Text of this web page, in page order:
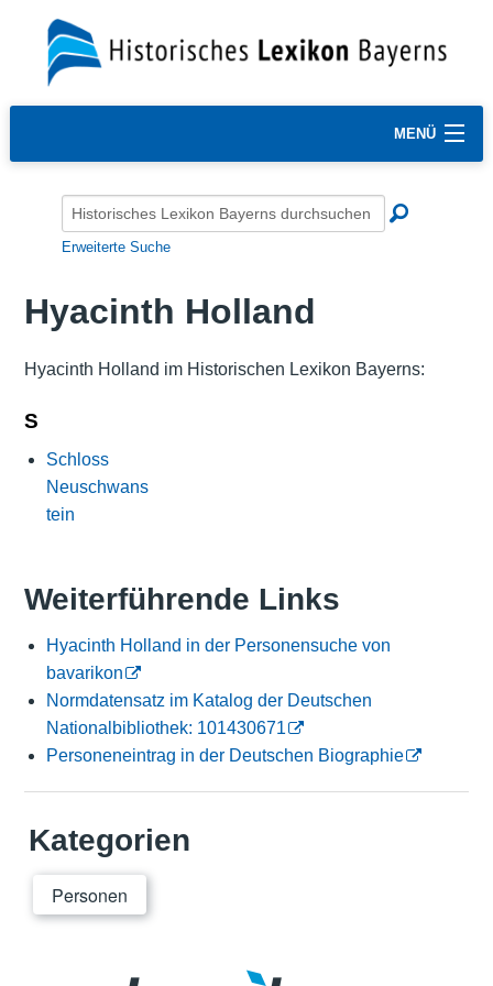
MENÜ
Erweiterte Suche
Hyacinth Holland
Hyacinth Holland im Historischen Lexikon Bayerns:
S
Schloss
Neuschwans
tein
Weiterführende Links
Hyacinth Holland in der Personensuche von
bavarikon
Normdatensatz im Katalog der Deutschen
Nationalbibliothek: 101430671
Personeneintrag in der Deutschen Biographie
Kategorien
Personen